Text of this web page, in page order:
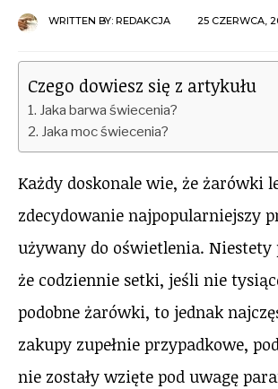
WRITTEN BY: REDAKCJA 25 CZERWCA,
Czego dowiesz się z artykułu
Jaka barwa świecenia?
Jaka moc świecenia?
Każdy doskonale wie, że żarówki
zdecydowanie najpopularniejszy
używany do oświetlenia. Niestety
że codziennie setki, jeśli nie
podobne żarówki, to jednak
zakupy zupełnie przypadkowe,
nie zostały wzięte pod uwagę